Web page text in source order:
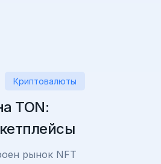
Криптовалюты
TON:
рынок NFT